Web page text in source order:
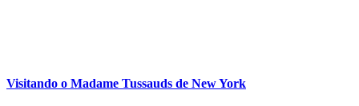
Visitando o Madame Tussauds de New York